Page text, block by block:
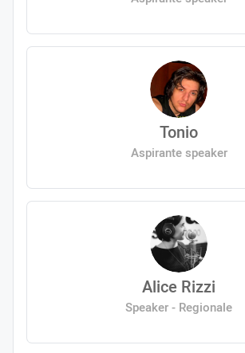
Tonio
Aspirante speaker
Alice Rizzi
Speaker - Regionale